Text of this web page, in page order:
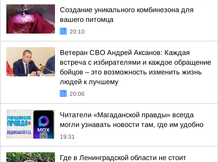
Создание уникального комбинезона для
вашего питомца
20:10
Ветеран СВО Андрей Аксанов: Каждая
встреча с избирателями и каждое обращение
бойцов – это возможность изменить жизнь
людей к лучшему
20:06
Читатели «Магаданской правды» всегда
могли узнавать новости там, где им удобно
19:31
Где в Ленинградской области не стоит